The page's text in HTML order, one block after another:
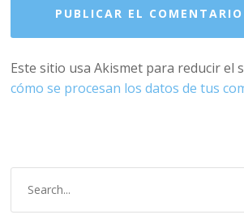
Este sitio usa Akismet para reducir el
cómo se procesan los datos de tus